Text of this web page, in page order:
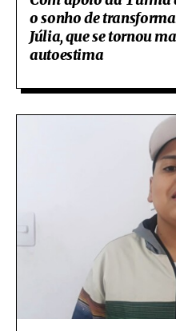
o sonho de
Júlia, que se tornou
autoestima